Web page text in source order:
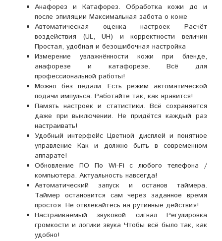
Анафорез и Катафорез. Обработка кожи до и
после эпиляции Максимальная забота о коже
Автоматическая оценка настроек Расчёт
воздействия (UL, UH) и корректности величин
Простая, удобная и безошибочная настройка
Измерение увлажнённости кожи при бленде,
анафорезе и катафорезе. Всё для
профессиональной работы!
Можно без педали. Есть режим автоматической
подачи импульса. Работайте так, как нравится!
Память настроек и статистики. Всё сохраняется
даже при выключении. Не придётся каждый раз
настраивать!
Удобный интерфейс Цветной дисплей и понятное
управление Как и должно быть в современном
аппарате!
Обновление ПО По Wi-Fi с любого телефона /
компьютера. Актуальность навсегда!
Автоматический запуск и останов таймера.
Таймер остановится сам через заданное время
простоя. Не отвлекайтесь на рутинные действия!
Настраиваемый звуковой сигнал Регулировка
громкости и логики звука Чтобы всё было так, как
удобно!